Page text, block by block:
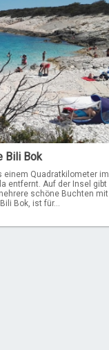
Bili Bok
einem Quadratkilometer im
entfernt. Auf der Insel gibt
schöne Buchten mit
Bok, ist für...